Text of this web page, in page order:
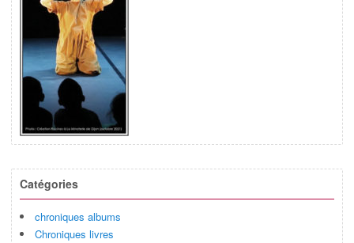
Catégories
chroniques albums
Chroniques livres